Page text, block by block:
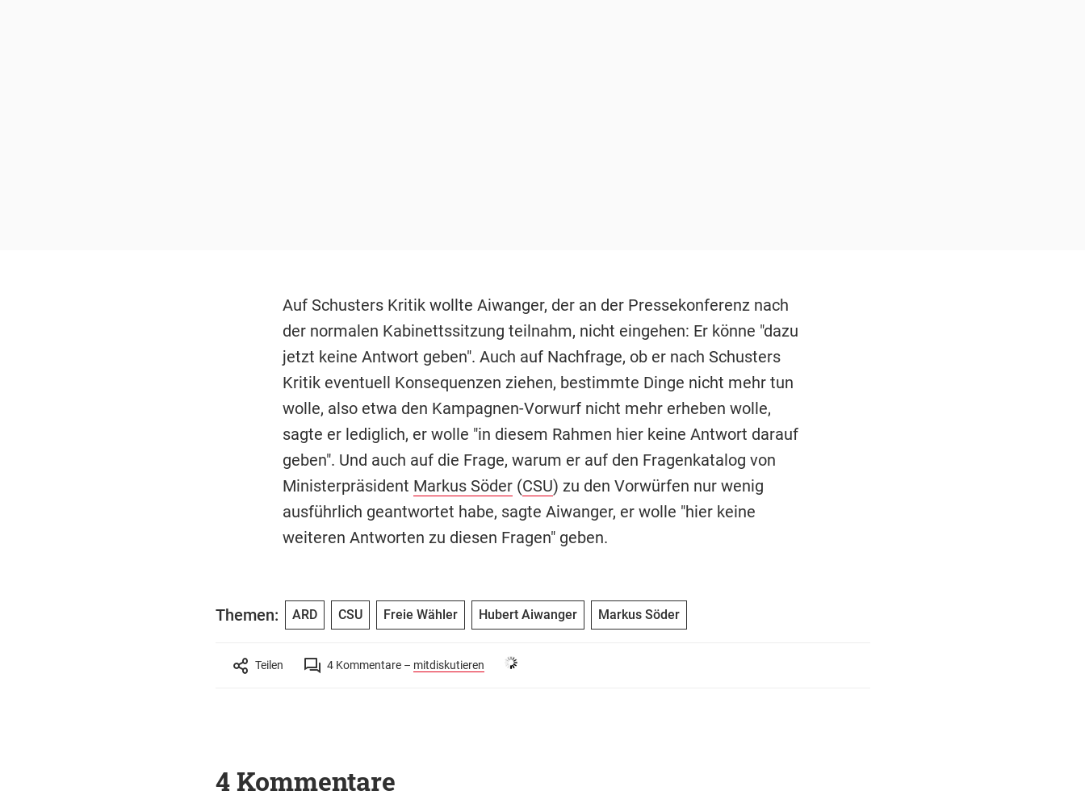
Auf Schusters Kritik wollte Aiwanger, der an der Pressekonferenz nach
der normalen Kabinettssitzung teilnahm, nicht eingehen: Er könne "dazu
jetzt keine Antwort geben". Auch auf Nachfrage, ob er nach Schusters
Kritik eventuell Konsequenzen ziehen, bestimmte Dinge nicht mehr tun
wolle, also etwa den Kampagnen-Vorwurf nicht mehr erheben wolle,
sagte er lediglich, er wolle "in diesem Rahmen hier keine Antwort darauf
geben". Und auch auf die Frage, warum er auf den Fragenkatalog von
Ministerpräsident Markus Söder(CSU) zu den Vorwürfen nur wenig
ausführlich geantwortet habe, sagte Aiwanger, er wolle "hier keine
weiteren Antworten zu diesen Fragen" geben.
Themen: ARD CSU Freie Wähler Hubert Aiwanger Markus Söder
Teilen 4Kommentare – mitdiskutieren
4 Kommentare